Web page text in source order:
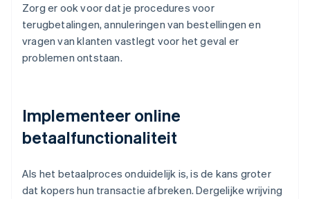
Zorg er ook voor dat je procedures voor
terugbetalingen, annuleringen van bestellingen en
vragen van klanten vastlegt voor het geval er
problemen ontstaan.
Implementeer online
betaalfunctionaliteit
Als het betaalproces onduidelijk is, is de kans groter
dat kopers hun transactie afbreken. Dergelijke wrijving